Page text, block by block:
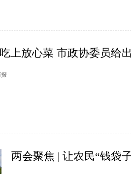
上放心菜 市政协委员给
两会聚焦 | 让农民“钱袋